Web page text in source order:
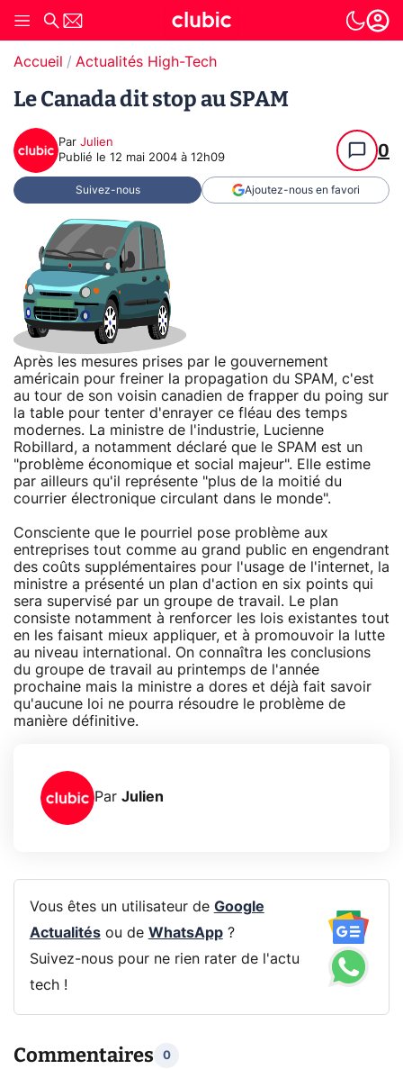
Accueil Actualités High-Tech
Le Canada dit stop au SPAM
Par Julien
Publié le 12 mai 2004 à 12h09 0
Suivez-nous Ajoutez-nous en favori
Après les mesures prises par le gouvernement
américain pour freiner la propagation du SPAM, c'est
au tour de son voisin canadien de frapper du poing sur
la table pour tenter d'enrayer ce fléau des temps
modernes. La ministre de l'industrie, Lucienne
Robillard, a notamment déclaré que le SPAM est un
"problème économique et social majeur". Elle estime
par ailleurs qu'il représente "plus de la moitié du
courrier électronique circulant dans le monde".
Consciente que le pourriel pose problème aux
entreprises tout comme au grand public en engendrant
des coûts supplémentaires pour l'usage de l'internet, la
ministre a présenté un plan d'action en six points qui
sera supervisé par un groupe de travail. Le plan
consiste notamment à renforcer les lois existantes tout
en les faisant mieux appliquer, et à promouvoir la lutte
au niveau international. On connaîtra les conclusions
du groupe de travail au printemps de l'année
prochaine mais la ministre a dores et déjà fait savoir
qu'aucune loi ne pourra résoudre le problème de
manière définitive.
Par Julien
Vous êtes un utilisateur de Google
Actualitésou de WhatsApp?
Suivez-nous pour ne rien rater de l'actu
tech !
Commentaires 0